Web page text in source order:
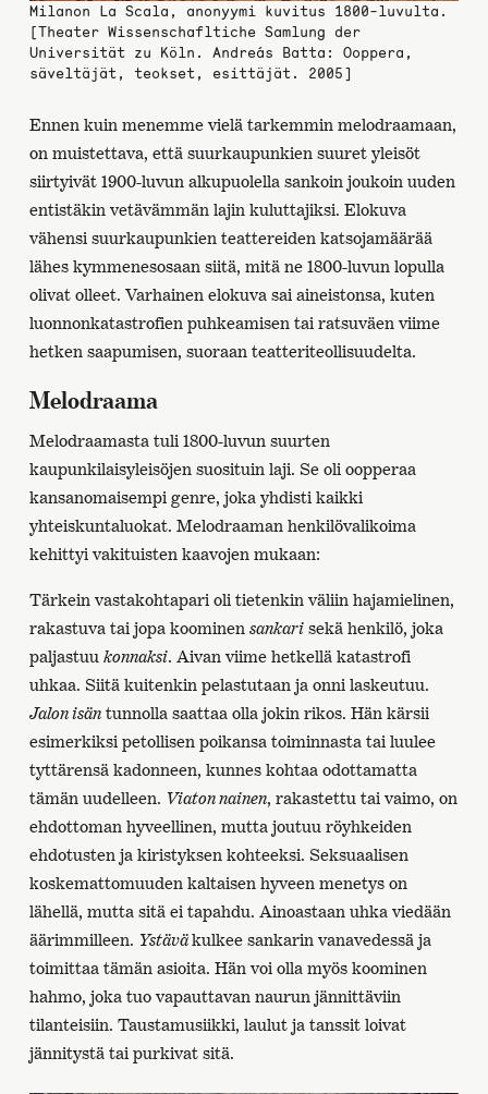
Milanon La Scala, anonyymi kuvitus 1800-luvulta.
[Theater Wissenschafltiche Samlung der
Universität zu Köln. Andreás Batta: Ooppera,
säveltäjät, teokset, esittäjät. 2005]
Ennen kuin menemme vielä tarkemmin melodraamaan,
on muistettava, että suurkaupunkien suuret yleisöt
siirtyivät 1900-luvun alkupuolella sankoin joukoin uuden
entistäkin vetävämmän lajin kuluttajiksi. Elokuva
vähensi suurkaupunkien teattereiden katsojamäärää
lähes kymmenesosaan siitä, mitä ne 1800-luvun lopulla
olivat olleet. Varhainen elokuva sai aineistonsa, kuten
luonnonkatastrofien puhkeamisen tai ratsuväen viime
hetken saapumisen, suoraan teatteriteollisuudelta.
Melodraama
Melodraamasta tuli 1800-luvun suurten
kaupunkilaisyleisöjen suosituin laji. Se oli oopperaa
kansanomaisempi genre, joka yhdisti kaikki
yhteiskuntaluokat. Melodraaman henkilövalikoima
kehittyi vakituisten kaavojen mukaan:
Tärkein vastakohtapari oli tietenkin väliin hajamielinen,
rakastuva tai jopa koominen sankarisekä henkilö, joka
paljastuu konnaksi. Aivan viime hetkellä katastrofi
uhkaa. Siitä kuitenkin pelastutaan ja onni laskeutuu.
Jalon isäntunnolla saattaa olla jokin rikos. Hän kärsii
esimerkiksi petollisen poikansa toiminnasta tai luulee
tyttärensä kadonneen, kunnes kohtaa odottamatta
tämän uudelleen. Viaton nainen, rakastettu tai vaimo, on
ehdottoman hyveellinen, mutta joutuu röyhkeiden
ehdotusten ja kiristyksen kohteeksi. Seksuaalisen
koskemattomuuden kaltaisen hyveen menetys on
lähellä, mutta sitä ei tapahdu. Ainoastaan uhka viedään
äärimmilleen. Ystäväkulkee sankarin vanavedessä ja
toimittaa tämän asioita. Hän voi olla myös koominen
hahmo, joka tuo vapauttavan naurun jännittäviin
tilanteisiin. Taustamusiikki, laulut ja tanssit loivat
jännitystä tai purkivat sitä.